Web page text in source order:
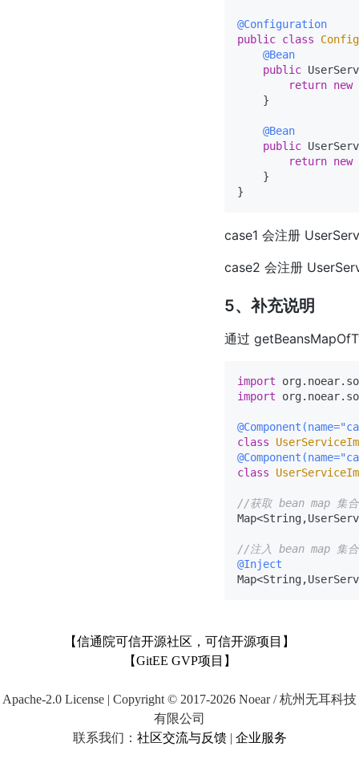
@Configuration
public class
Config
@Bean
public
return new
    }
@Bean
public
return new
    }
case1 会注册
case2 会注册
5、补充说明
通过
import
import
class
class
//获取 bean map 集合
//注入 bean map 集合
@Inject
【信通院可信开源社区，可信开源项目】
【GitEE GVP项目】
Apache-2.0 License | Copyright © 2017-2026 Noear / 杭州无耳科技
有限公司
联系我们： 社区交流与反馈| 企业服务